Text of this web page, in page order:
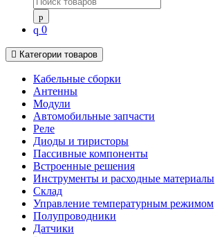
0
Категории товаров
Кабельные сборки
Антенны
Модули
Автомобильные запчасти
Реле
Диоды и тиристоры
Пассивные компоненты
Встроенные решения
Инструменты и расходные материалы
Склад
Управление температурным режимом
Полупроводники
Датчики